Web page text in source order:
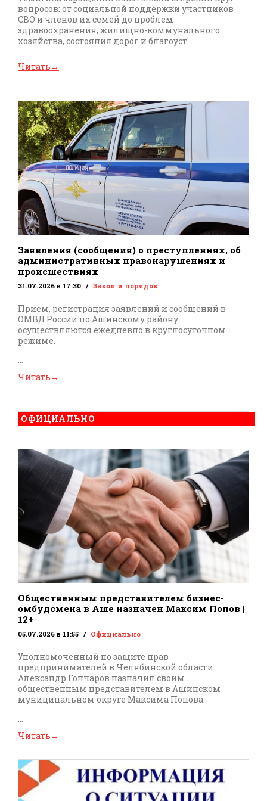
вопросов: от социальной поддержки участников
СВО и членов их семей до проблем
здравоохранения, жилищно-коммунального
хозяйства, состояния дорог и благоуст...
Читать→
Заявления (сообщения) о преступлениях, об
административных правонарушениях и
происшествиях
31.07.2026 в 17:30 Закон и порядок
Прием, регистрация заявлений и сообщений в
ОМВД России по Ашинскому району
осуществляются ежедневно в круглосуточном
режиме.
...
Читать→
ОФИЦИАЛЬНО
Общественным представителем бизнес-
омбудсмена в Аше назначен Максим Попов |
12+
05.07.2026 в 11:55 Официально
Уполномоченный по защите прав
предпринимателей в Челябинской области
Александр Гончаров назначил своим
общественным представителем в Ашинском
муниципальном округе Максима Попова.
...
Читать→